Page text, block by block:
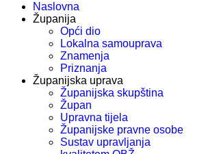
Naslovna
Županija
Opći dio
Lokalna samouprava
Znamenja
Priznanja
Županijska uprava
Županijska skupština
Župan
Upravna tijela
Županijske pravne osobe
Sustav upravljanja